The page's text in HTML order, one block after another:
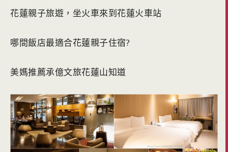
花蓮親子旅遊，坐火車來到花蓮火車站
哪間飯店最適合花蓮親子住宿?
美媽推薦承億文旅花蓮山知道